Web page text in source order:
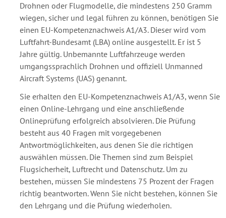
Drohnen oder Flugmodelle, die mindestens 250 Gramm
wiegen, sicher und legal führen zu können, benötigen Sie
einen EU-Kompetenznachweis A1/A3. Dieser wird vom
Luftfahrt-Bundesamt (LBA) online ausgestellt. Er ist 5
Jahre gültig. Unbemannte Luftfahrzeuge werden
umgangssprachlich Drohnen und offiziell Unmanned
Aircraft Systems (UAS) genannt.
Sie erhalten den EU-Kompetenznachweis A1/A3, wenn Sie
einen Online-Lehrgang und eine anschließende
Onlineprüfung erfolgreich absolvieren. Die Prüfung
besteht aus 40 Fragen mit vorgegebenen
Antwortmöglichkeiten, aus denen Sie die richtigen
auswählen müssen. Die Themen sind zum Beispiel
Flugsicherheit, Luftrecht und Datenschutz. Um zu
bestehen, müssen Sie mindestens 75 Prozent der Fragen
richtig beantworten. Wenn Sie nicht bestehen, können Sie
den Lehrgang und die Prüfung wiederholen.